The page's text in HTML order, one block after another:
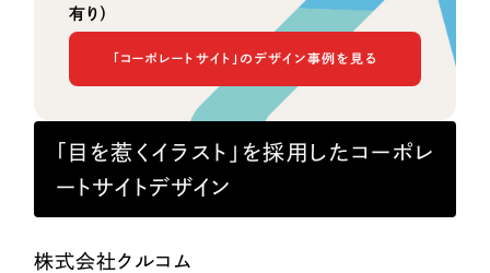
有り）
「コーポレートサイト」のデザイン事例を見る
「目を惹くイラスト」を採用したコーポレ
ートサイトデザイン
株式会社クルコム